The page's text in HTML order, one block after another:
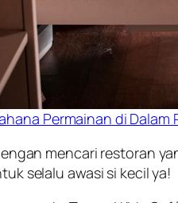
Permainan di
mencari restoran
selalu awasi si kecil ya!